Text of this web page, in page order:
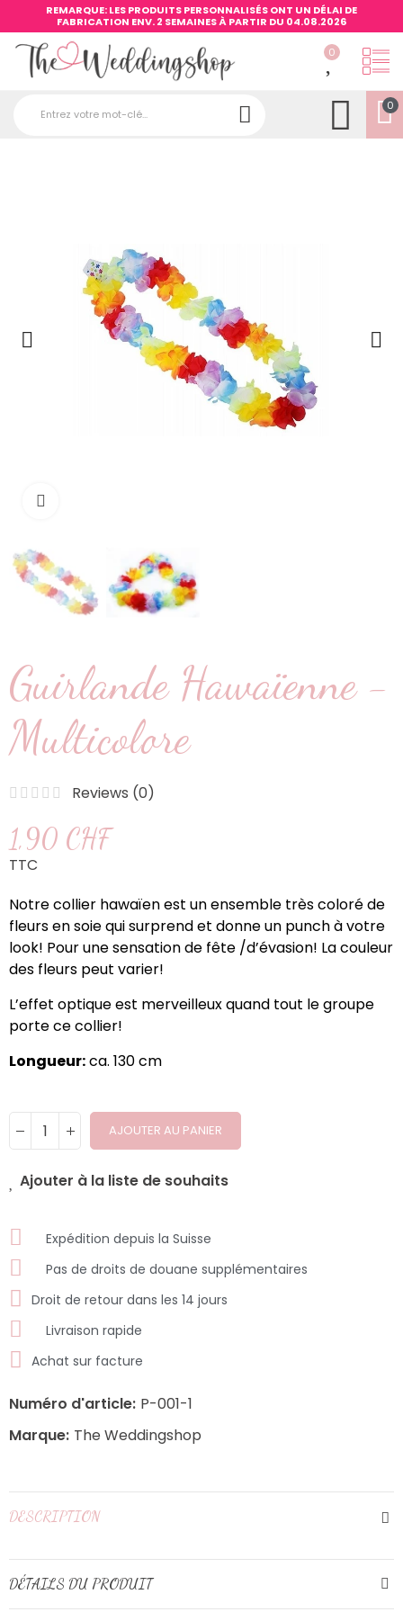
REMARQUE: LES PRODUITS PERSONNALISÉS ONT UN DÉLAI DE
FABRICATION ENV. 2 SEMAINES À PARTIR DU 04.08.2026
0
0
Guirlande Hawaïenne -
Multicolore
Reviews (0)
1,90 CHF
TTC
Notre collier hawaïen est un ensemble très coloré de
fleurs en soie qui surprend et donne un punch à votre
look! Pour une sensation de fête /d’évasion! La couleur
des fleurs peut varier!
L’effet optique est merveilleux quand tout le groupe
porte ce collier!
Longueur:ca. 130 cm
AJOUTER AU PANIER
Ajouter à la liste de souhaits
Expédition depuis la Suisse
Pas de droits de douane supplémentaires
Droit de retour dans les 14 jours
Livraison rapide
Achat sur facture
Numéro d'article: P-001-1
Marque: The Weddingshop
DESCRIPTION
DÉTAILS DU PRODUIT